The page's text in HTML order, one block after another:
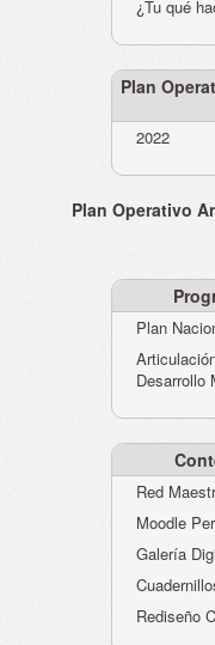
¿Tu qué
Plan
2022
Plan Operativo
Plan
Desarrollo
Red
Moodle
Galería
Rediseño